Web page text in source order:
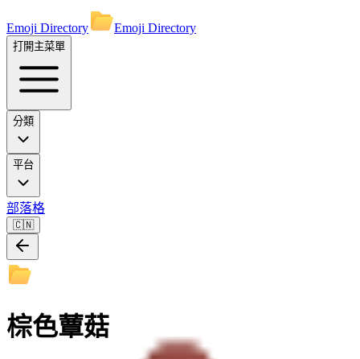
Emoji Directory Emoji Directory
打開主菜單
分類
平台
部落格
🇨🇳
棕色蕈菇